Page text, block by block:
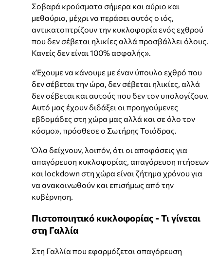
Σοβαρά κρούσματα σήμερα και αύριο και
μεθαύριο, μέχρι να περάσει αυτός ο ιός,
αντικατοπτρίζουν την κυκλοφορία ενός εχθρού
που δεν σέβεται ηλικίες αλλά προσβάλλει όλους.
Κανείς δεν είναι 100% ασφαλής».
«Έχουμε να κάνουμε με έναν ύπουλο εχθρό που
δεν σέβεται την ώρα, δεν σέβεται ηλικίες, αλλά
δεν σέβεται και αυτούς που δεν τον υπολογίζουν.
Αυτό μας έχουν διδάξει οι προηγούμενες
εβδομάδες στη χώρα μας αλλά και σε όλο τον
κόσμο», πρόσθεσε ο Σωτήρης Τσιόδρας.
Όλα δείχνουν, λοιπόν, ότι οι αποφάσεις για
απαγόρευση κυκλοφορίας, απαγόρευση πτήσεων
και lockdown στη χώρα είναι ζήτημα χρόνου για
να ανακοινωθούν και επισήμως από την
κυβέρνηση.
Πιστοποιητικό κυκλοφορίας - Τι γίνεται
στη Γαλλία
Στη Γαλλία που εφαρμόζεται απαγόρευση